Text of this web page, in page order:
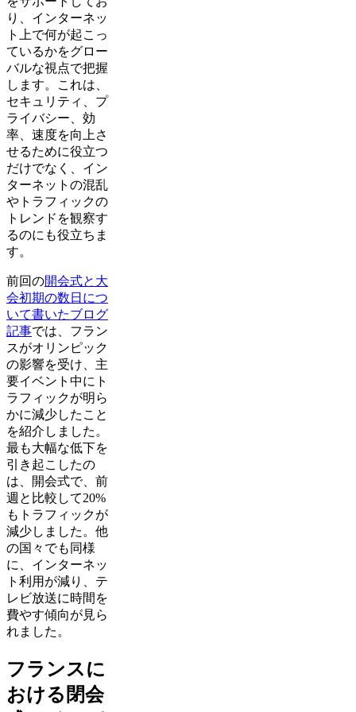
り、インターネッ
ト上で何が起こっ
ているかをグロー
バルな視点で把握
します。これは、
セキュリティ、プ
ライバシー、効
率、速度を向上さ
せるために役立つ
だけでなく、イン
ターネットの混乱
やトラフィックの
トレンドを観察す
るのにも役立ちま
す。
前回の開会式と大
会初期の数日につ
いて書いたブログ
記事では、フラン
スがオリンピック
の影響を受け、主
要イベント中にト
ラフィックが明ら
かに減少したこと
を紹介しました。
最も大幅な低下を
引き起こしたの
は、開会式で、前
週と比較して20%
もトラフィックが
減少しました。他
の国々でも同様
に、インターネッ
ト利用が減り、テ
レビ放送に時間を
費やす傾向が見ら
れました。
フランスに
おける閉会